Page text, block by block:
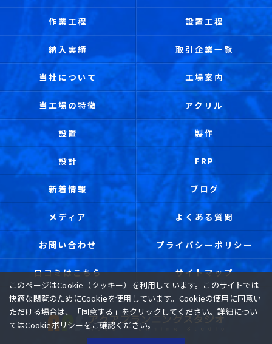
作業工程 設置工程
納入実績 取引企業一覧
当社について 工場案内
当工場の特徴 アクリル
設置 製作
設計 FRP
新着情報 ブログ
メディア よくある質問
お問い合わせ プライバシーポリシー
口コミはこちら サイトマップ
このページはCookie（クッキー）を利用しています。このサイトでは
快適な閲覧のためにCookieを使用しています。Cookieの使用に同意い
ただける場合は、「同意する」をクリックしてください。詳細につい
てはCookieポリシーをご確認ください。